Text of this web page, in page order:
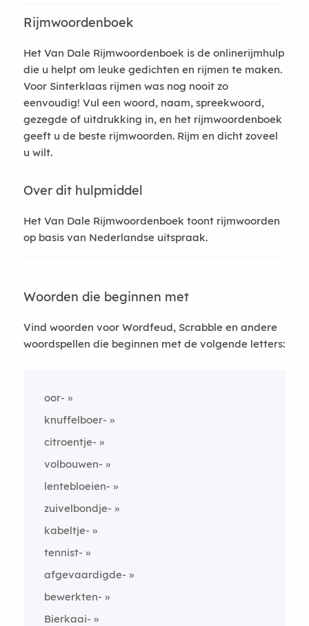
Rijmwoordenboek
Het Van Dale Rijmwoordenboek is de onlinerijmhulp
die u helpt om leuke gedichten en rijmen te maken.
Voor Sinterklaas rijmen was nog nooit zo
eenvoudig! Vul een woord, naam, spreekwoord,
gezegde of uitdrukking in, en het rijmwoordenboek
geeft u de beste rijmwoorden. Rijm en dicht zoveel
u wilt.
Over dit hulpmiddel
Het Van Dale Rijmwoordenboek toont rijmwoorden
op basis van Nederlandse uitspraak.
Woorden die beginnen met
Vind woorden voor Wordfeud, Scrabble en andere
woordspellen die beginnen met de volgende letters:
oor-
knuffelboer-
citroentje-
volbouwen-
lentebloeien-
zuivelbondje-
kabeltje-
tennist-
afgevaardigde-
bewerkten-
Bierkaai-